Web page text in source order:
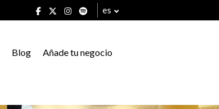
es
Blog Añade tu negocio